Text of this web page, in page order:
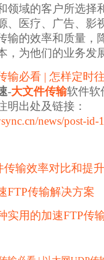
领域的客户所选择
、医疗、广告、影
输的效率和质量，
，为他们的业务发
输必看 | 怎样定时
-大文件传输软件软
明出处及链接：
news/post-id-
传输效率对比和提
FTP传输解决方案
实用的加速FTP传